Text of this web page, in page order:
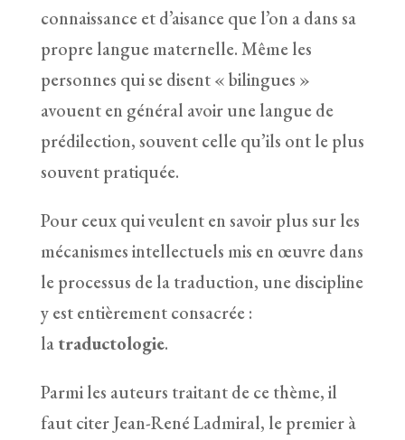
connaissance et d’aisance que l’on a dans sa
propre langue maternelle. Même les
personnes qui se disent « bilingues »
avouent en général avoir une langue de
prédilection, souvent celle qu’ils ont le plus
souvent pratiquée.
Pour ceux qui veulent en savoir plus sur les
mécanismes intellectuels mis en œuvre dans
le processus de la traduction, une discipline
y est entièrement consacrée :
latraductologie.
Parmi les auteurs traitant de ce thème, il
faut citer Jean-René Ladmiral, le premier à